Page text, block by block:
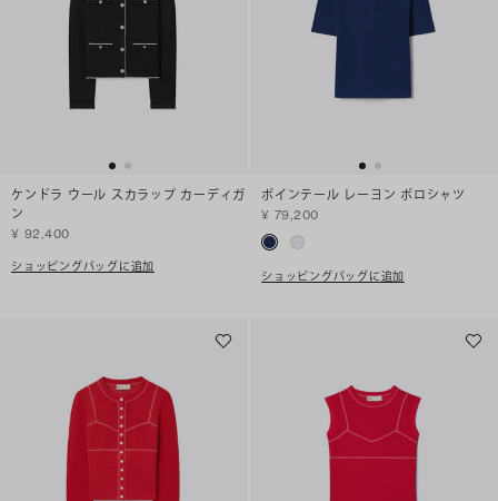
ケンドラ ウール スカラップ カーディガ
ン
¥ 92,400
ショッピングバッグに追加
ポインテール レーヨン ポロシャツ
¥ 79,200
ショッピングバッグに追加